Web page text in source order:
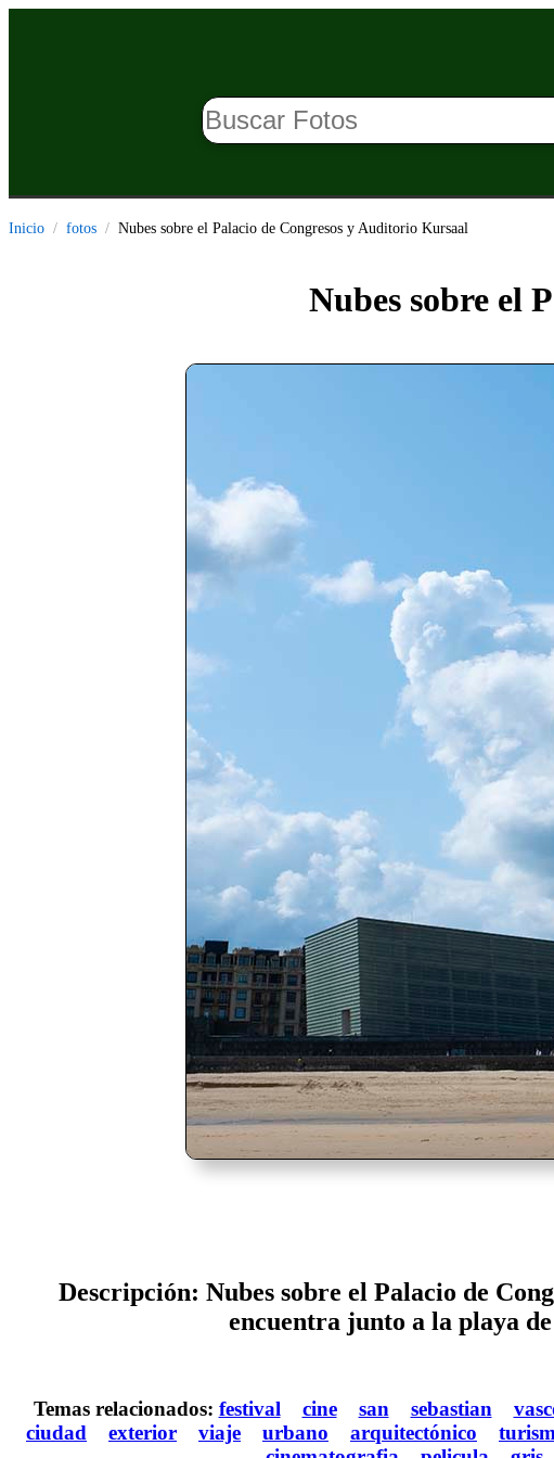
Inicio fotos Nubes sobre el Palacio de Congresos y Auditorio Kursaal
Nubes sobre el
Descripción: Nubes sobre el Palacio de
encuentra junto a la playa
Temas relacionados: festival cine san sebastian
ciudad
exterior viaje urbano arquitectónico